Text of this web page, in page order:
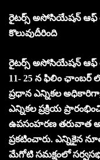
రైటర్స్ అసోసియేషన్ ఆఫ్
కొలువుదీరింది
రైటర్స్ అసోసియేషన్ ఆఫ్
11- 25 న ఫిలిం ఛాంబర్
ప్రధాన ఎన్నికల
ఎన్నికల ప్రక్రియ
ఉపసంహరణ తరువాత
ప్రకటించారు. ఎన్నికైన
మేగోటి సమక్షంలో